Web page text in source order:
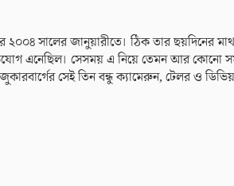
সালের জানুয়ারীতে। ঠিক তার ছয়দিনের
এনেছিল। সেসময় এ নিয়ে তেমন আর কোনো
সেই তিন বন্ধু ক্যামেরুন, টেলর ও